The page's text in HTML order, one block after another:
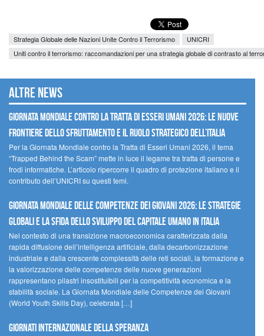
Strategia Globale delle Nazioni Unite Contro il Terrorismo
UNICRI
Uniti contro il terrorismo: raccomandazioni per una strategia globale di contrasto al
Altre news
GIORNATA MONDIALE CONTRO LA TRATTA DI ESSERI UMANI 2026: LE NUOVE
FRONTIERE DELLO SFRUTTAMENTO E IL RUOLO STRATEGICO DELL’ITALIA
Per la Giornata Mondiale contro la Tratta di Esseri Umani 2026, il tema
“Trapped Behind the Scam” mette in luce il legame tra tratta di persone e
frodi informatiche. L’articolo ripercorre il quadro di protezione italiano e il
contributo dell’UNICRI su questi temi.
GIORNATA MONDIALE DELLE COMPETENZE DEI GIOVANI 2026: LE STRATEGIE
GLOBALI E LA SFIDA DELLO SVILUPPO DEL CAPITALE UMANO IN ITALIA
Nel contesto di una transizione macroeconomica caratterizzata dalla
rapida diffusione dell’intelligenza artificiale, dalla decarbonizzazione
industriale e dalla crescente complessità delle reti sociali, la formazione e
la valorizzazione delle competenze delle nuove generazioni
rappresentano pilastri insostituibili per la competitività economica e la
stabilità sociale. La Giornata Mondiale delle Competenze dei Giovani
(World Youth Skills Day), celebrata […]
GIORNATI INTERNAZIONALE DELLA SPERANZA